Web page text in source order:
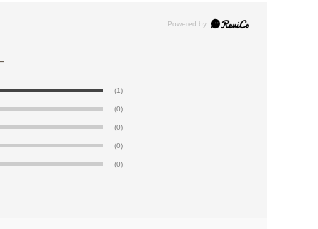
(1)
(0)
(0)
(0)
(0)